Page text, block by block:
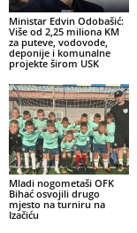
Ministar Edvin Odobašić:
Više od 2,25 miliona KM
za puteve, vodovode,
deponije i komunalne
projekte širom USK
Mladi nogometaši OFK
Bihać osvojili drugo
mjesto na turniru na
Izačiću